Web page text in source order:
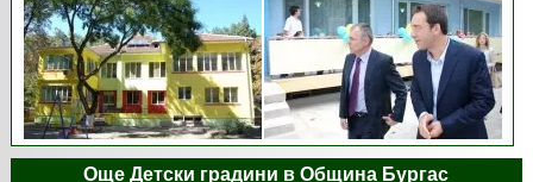
Още Детски градини в Община Бургас